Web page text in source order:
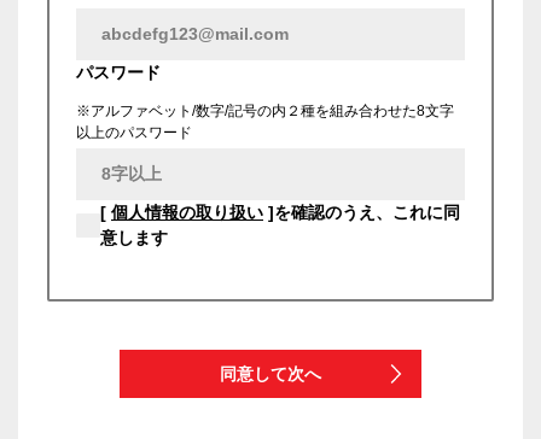
パスワード
※アルファベット/数字/記号の内２種を組み合わせた8文字
以上のパスワード
[ 個人情報の取り扱い ]を確認のうえ、これに同
意します
同意して次へ